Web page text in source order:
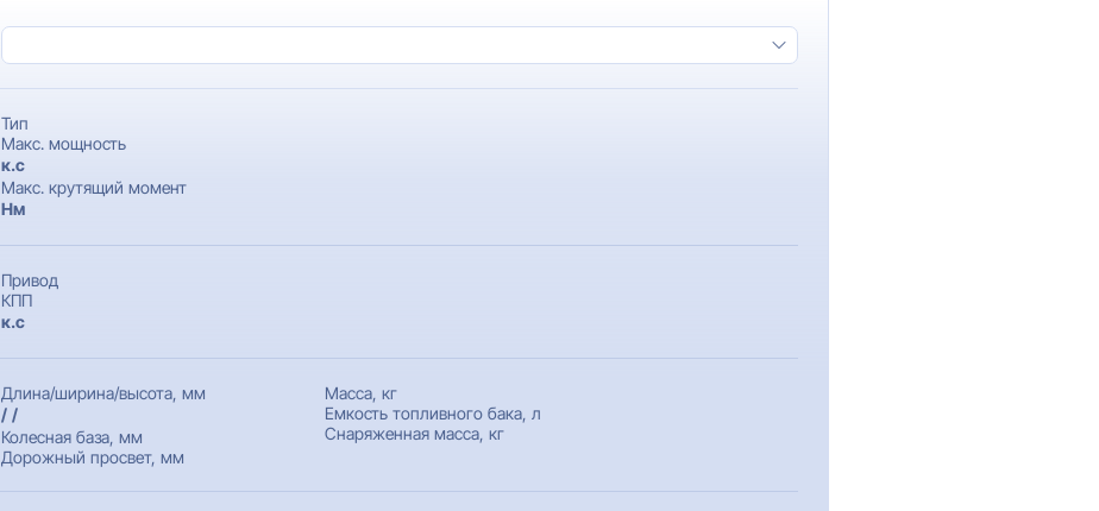
Тип
Макс. мощность
к.c
Макс. крутящий момент
Нм
Привод
КПП
к.c
Длина/ширина/высота, мм
/ /
Колесная база, мм
Дорожный просвет, мм
Масса, кг
Емкость топливного бака, л
Снаряженная масса, кг